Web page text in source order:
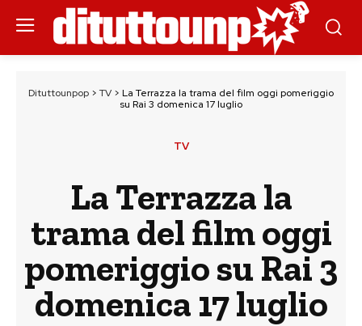
Dituttounpop > TV > La Terrazza la trama del film oggi pomeriggio
su Rai 3 domenica 17 luglio
TV
La Terrazza la
trama del film oggi
pomeriggio su Rai 3
domenica 17 luglio